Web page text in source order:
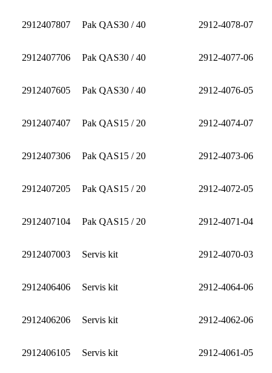
2912407807 Pak QAS30 / 40 2912-4078-07
2912407706 Pak QAS30 / 40 2912-4077-06
2912407605 Pak QAS30 / 40 2912-4076-05
2912407407 Pak QAS15 / 20 2912-4074-07
2912407306 Pak QAS15 / 20 2912-4073-06
2912407205 Pak QAS15 / 20 2912-4072-05
2912407104 Pak QAS15 / 20 2912-4071-04
2912407003 Servis kit 2912-4070-03
2912406406 Servis kit 2912-4064-06
2912406206 Servis kit 2912-4062-06
2912406105 Servis kit 2912-4061-05